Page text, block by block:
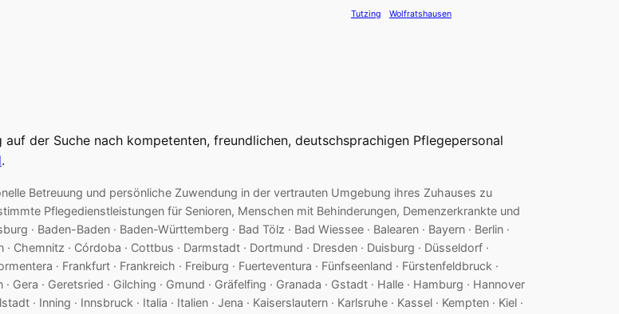
Tutzing
Wolfratshausen
auf der Suche nach kompetenten, freundlichen, deutschsprachigen Pflegepersonal
.
Betreuung und persönliche Zuwendung in der vertrauten Umgebung ihres Zuhauses zu
Pflegedienstleistungen für Senioren, Menschen mit Behinderungen, Demenzerkrankte und
· Baden-Baden · Baden-Württemberg · Bad Tölz · Bad Wiessee · Balearen · Bayern · Berlin ·
Chemnitz · Córdoba · Cottbus · Darmstadt · Dortmund · Dresden · Duisburg · Düsseldorf ·
· Frankfurt · Frankreich · Freiburg · Fuerteventura · Fünfseenland · Fürstenfeldbruck ·
· Geretsried · Gilching · Gmund · Gräfelfing · Granada · Gstadt · Halle · Hamburg · Hannover
· Inning · Innsbruck · Italia · Italien · Jena · Kaiserslautern · Karlsruhe · Kassel · Kempten · Kiel ·